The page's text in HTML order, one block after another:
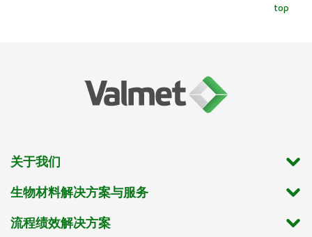
top
关于我们
生物材料解决方案与服务
流程绩效解决方案